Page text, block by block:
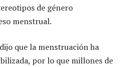
de género
menstrual.
que la menstruación ha
por lo que millones de